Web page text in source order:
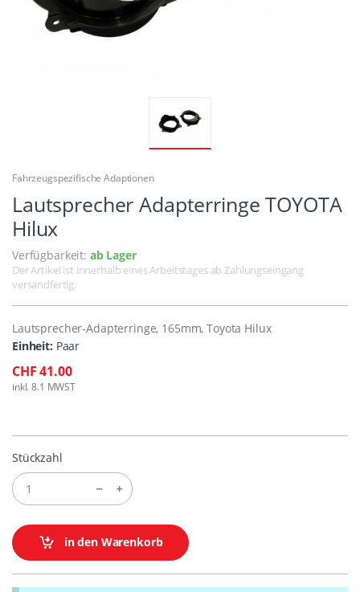
Fahrzeugspezifische Adaptionen
Lautsprecher Adapterringe TOYOTA
Hilux
Verfügbarkeit: ab Lager
Der Artikel ist innerhalb eines Arbeitstages ab Zahlungseingang
versandfertig.
Lautsprecher-Adapterringe, 165mm, Toyota Hilux
Einheit: Paar
CHF 41.00
inkl. 8.1 MWST
Stückzahl
in den Warenkorb